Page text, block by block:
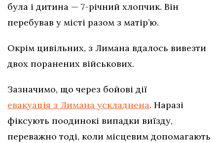
була і дитина — 7-річний хлопчик. Він
перебував у місті разом з матір’ю.
Окрім цивільних, з Лимана вдалось вивезти
двох поранених військових.
Зазначимо, що через бойові дії
евакуація з Лимана ускладнена. Наразі
фіксують поодинокі випадки виїзду,
переважно тоді, коли місцевим допомагають